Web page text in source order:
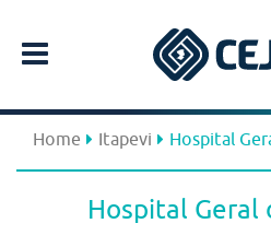
Home Itapevi Hospital
Hospital Geral